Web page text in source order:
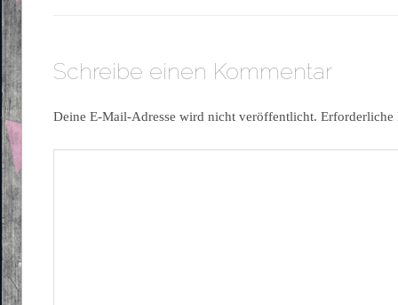
Schreibe einen Kommentar
Deine E-Mail-Adresse wird nicht veröffentlicht.